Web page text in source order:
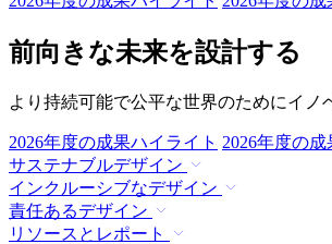
前向きな未来を設計する
より持続可能で公平な世界のためにイノ
2026年度の成果ハイライト 2026年度の
サステナブルデザイン
インクルーシブなデザイン
責任あるデザイン
リソースとレポート